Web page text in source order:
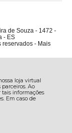
loja virtual
Ao
tais informações
Em caso de
de Souza - 1472 -
- ES
reservados - Mais